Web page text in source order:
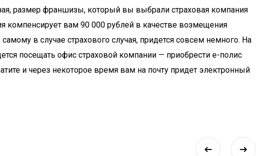
размер франшизы, который вы выбрали страховая компания
вам 90 000 рублей в качестве возмещения
в случае страхового случая, придется совсем немного. На
посещать офис страховой компании — приобрести e-полис
и через некоторое время вам на почту придет электронный